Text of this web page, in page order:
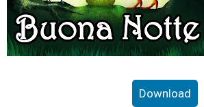
Download